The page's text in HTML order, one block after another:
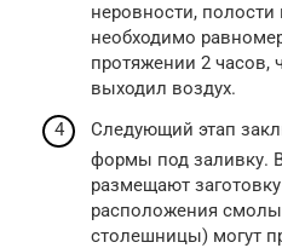
неровности,
необходимо
протяжении 2 часов,
выходил воздух.
Следующий этап
формы под заливку.
размещают
расположения смолы
столешницы) могут